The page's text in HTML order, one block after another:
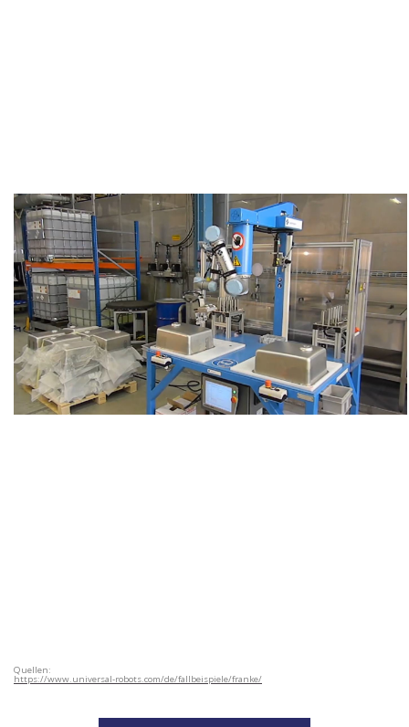
Quellen:
https://www.universal-robots.com/de/fallbeispiele/franke/